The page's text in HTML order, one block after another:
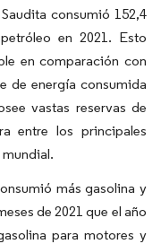
consumió 152,4
en 2021. Esto
en comparación con
de energía consumida
vastas reservas de
entre los principales
más gasolina y
de 2021 que el año
para motores y